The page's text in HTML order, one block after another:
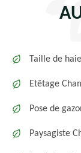
Taille de
Etêtage
Pose de
Paysagiste